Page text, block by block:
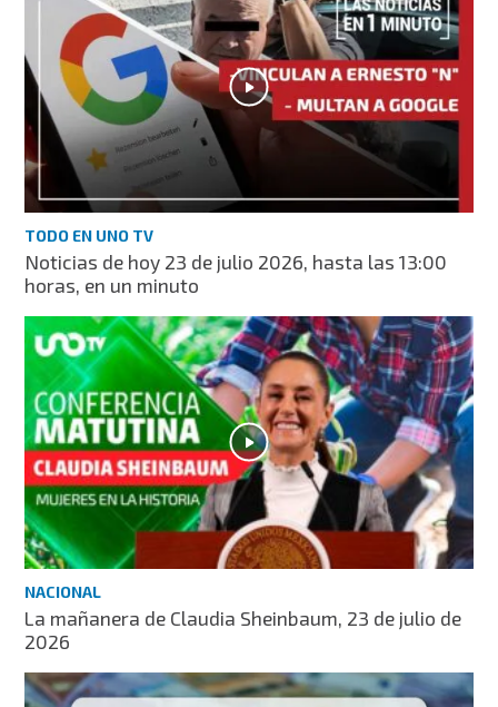
TODO EN UNO TV
Noticias de hoy 23 de julio 2026, hasta las 13:00
horas, en un minuto
NACIONAL
La mañanera de Claudia Sheinbaum, 23 de julio de
2026